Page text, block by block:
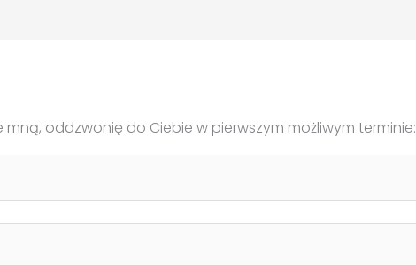
mną, oddzwonię do Ciebie w pierwszym możliwym terminie: